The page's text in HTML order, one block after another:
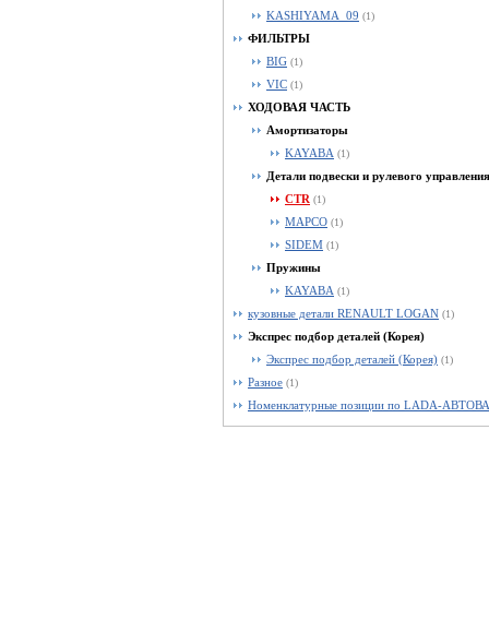
KASHIYAMA_09 (1)
ФИЛЬТРЫ
BIG (1)
VIC (1)
ХОДОВАЯ ЧАСТЬ
Амортизаторы
KAYABA (1)
Детали подвески и рулевого управления
CTR (1)
MAPCO (1)
SIDEM (1)
Пружины
KAYABA (1)
кузовные детали RENAULT LOGAN (1)
Экспрес подбор деталей (Корея)
Экспрес подбор деталей (Корея) (1)
Разное (1)
Номенклатурные позиции по LADA-